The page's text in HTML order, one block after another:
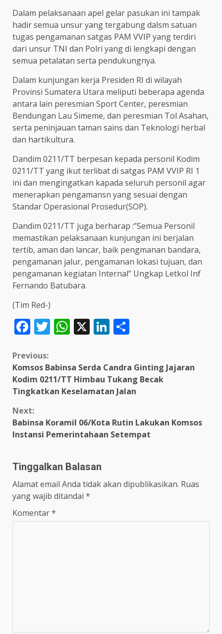
Dalam pelaksanaan apel gelar pasukan ini tampak
hadir semua unsur yang tergabung dalsm satuan
tugas pengamanan satgas PAM VVIP yang terdiri
dari unsur TNI dan Polri yang di lengkapi dengan
semua petalatan serta pendukungnya.
Dalam kunjungan kerja Presiden RI di wilayah
Provinsi Sumatera Utara meliputi beberapa agenda
antara lain peresmian Sport Center, peresmian
Bendungan Lau Simeme, dan peresmian Tol Asahan,
serta peninjauan taman sains dan Teknologi herbal
dan hartikultura.
Dandim 0211/TT berpesan kepada personil Kodim
0211/TT yang ikut terlibat di satgas PAM VVIP RI 1
ini dan mengingatkan kapada seluruh personil agar
menerapkan pengamansn yang sesuai dengan
Standar Operasional Prosedur(SOP).
Dandim 0211/TT juga berharap :”Semua Personil
memastikan pelaksanaan kunjungan ini berjalan
tertib, aman dan lancar, baik pengmanan bandara,
pengamanan jalur, pengamanan lokasi tujuan, dan
pengamanan kegiatan Internal” Ungkap Letkol Inf
Fernando Batubara.
(Tim Red-)
Facebook
Twitter
WhatsApp
X LinkedIn
Continue
Reading
Previous:
Komsos Babinsa Serda Candra Ginting Jajaran
Kodim 0211/TT Himbau Tukang Becak
Tingkatkan Keselamatan Jalan
Next:
Babinsa Koramil 06/Kota Rutin Lakukan Komsos
Instansi Pemerintahaan Setempat
Tinggalkan Balasan
Alamat email Anda tidak akan dipublikasikan. Ruas
yang wajib ditandai *
Komentar*